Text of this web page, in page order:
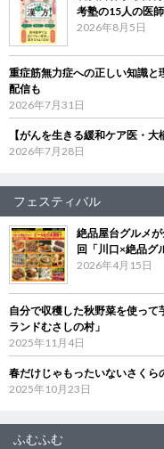
考塾の15人の医
2026年8月5日
重症筋無力症への正しい知識
配信も
2026年7月31日
【がんを生きる緩和ケア医・
2026年7月28日
フェスティバル
絶品屋台グルメ
回「川口×絶品グ
2026年4月15日
自分で収穫した秋野菜を使っ
ランドむさしの村」
2025年11月4日
春だけじゃもったいないさくら
2025年10月23日
ふむふむ